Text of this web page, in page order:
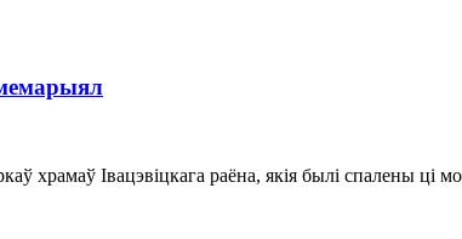
храмаў Івацэвіцкага раёна, якія былі спалены